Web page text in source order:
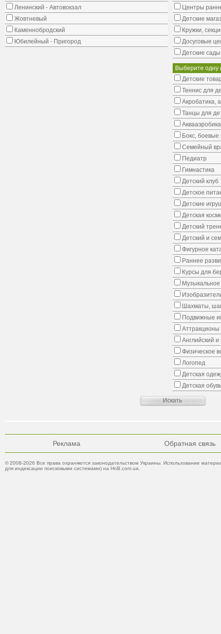
Ленинский - Автовокзал
Жовтневый
Каменнобродский
Юбилейный - Пригород
Центры
Детские
Кружки,
Досуговые
Детские сады
Выберите одну
Детские
Теннис для
Акробатика,
Танцы для
Бокс, боевые
Семейный
Педиатр
Гимнастика
Детский клуб
Детское
Детские
Детская
Детский
Детский и
Фигурное
Раннее
Курсы для
Шахматы,
Подвижные
Аттракционы
Английский
Физическое
Логопед
Детская
Детская
Реклама Обратная связь
© 2008-2026 Все права охраняются законодательством Украины. Использование
для индексации поисковыми системами) на HnB.com.ua.